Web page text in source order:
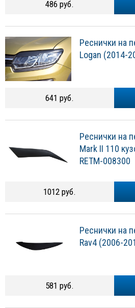
486 руб.
Реснички на
Logan (2014-
641 руб.
Реснички на
Mark II 110
RETM-008300
1012 руб.
Реснички на
Rav4 (2006-
581 руб.